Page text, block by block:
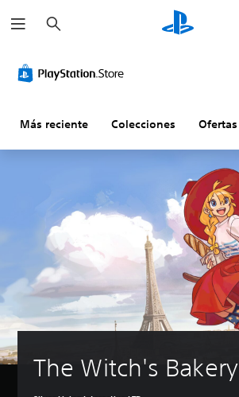
u
s
r
Más reciente Colecciones Ofertas
The Witch's Bakery